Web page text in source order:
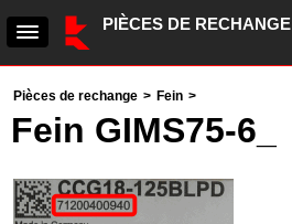
PIÈCES DE RECHANGE
Pièces de rechange > Fein >
Fein GIMS75-6_